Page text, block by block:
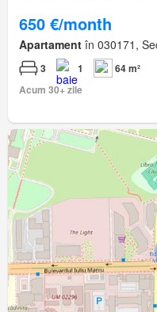
650 €/month
Apartament în 030171,
3 1
64 m²
Acum 30+ zile